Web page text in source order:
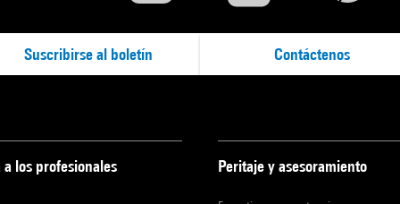
Suscribirse al boletín Contáctenos
a los profesionales Peritaje y asesoramiento